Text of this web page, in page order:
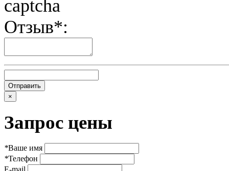
Отзыв*:
×
Запрос цены
*Ваше имя
*Телефон
E-mail